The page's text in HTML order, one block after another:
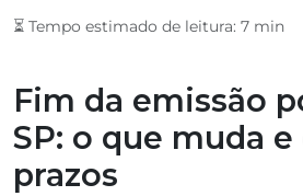
⏳ Tempo estimado de leitura: 7 min
Fim da emissão
SP: o que muda
prazos